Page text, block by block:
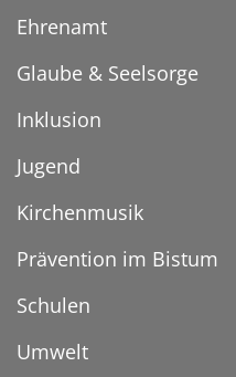
Ehrenamt
Glaube & Seelsorge
Inklusion
Jugend
Kirchenmusik
Prävention im Bistum
Schulen
Umwelt